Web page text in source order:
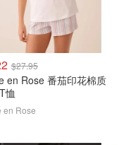
$27.95
en Rose 番茄印花棉质
恤
en Rose